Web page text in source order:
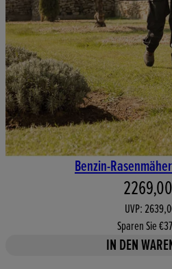
Benzin-
UVP:
Sparen Sie
IN DEN